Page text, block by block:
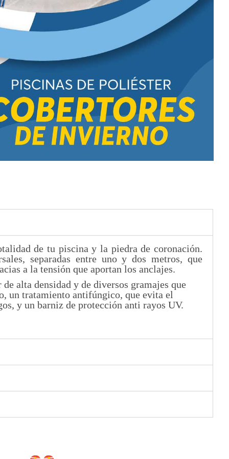
de tu piscina y la piedra de coronación.
separadas entre uno y dos metros, que
a la tensión que aportan los anclajes.
alta densidad y de diversos gramajes que
un tratamiento antifúngico, que evita el
y un barniz de protección anti rayos UV.